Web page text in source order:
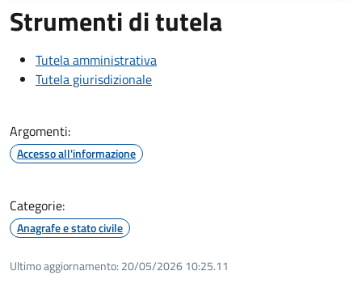
Strumenti di tutela
Tutela amministrativa
Tutela giurisdizionale
Argomenti:
Accesso all'informazione
Categorie:
Anagrafe e stato civile
Ultimo aggiornamento: 20/05/2026 10:25.11